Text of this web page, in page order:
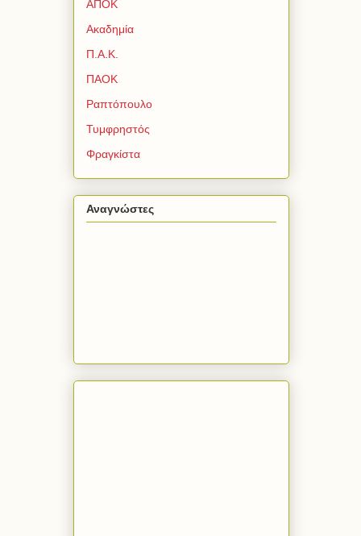
ΑΠΟΚ
Ακαδημία
Π.Α.Κ.
ΠΑΟΚ
Ραπτόπουλο
Τυμφρηστός
Φραγκίστα
Αναγνώστες